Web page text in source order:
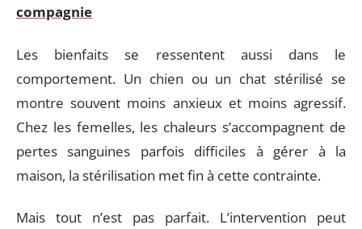
compagnie
Les bienfaits se ressentent aussi dans le
comportement. Un chien ou un chat stérilisé se
montre souvent moins anxieux et moins agressif.
Chez les femelles, les chaleurs s’accompagnent de
pertes sanguines parfois difficiles à gérer à la
maison, la stérilisation met fin à cette contrainte.
Mais tout n’est pas parfait. L’intervention peut